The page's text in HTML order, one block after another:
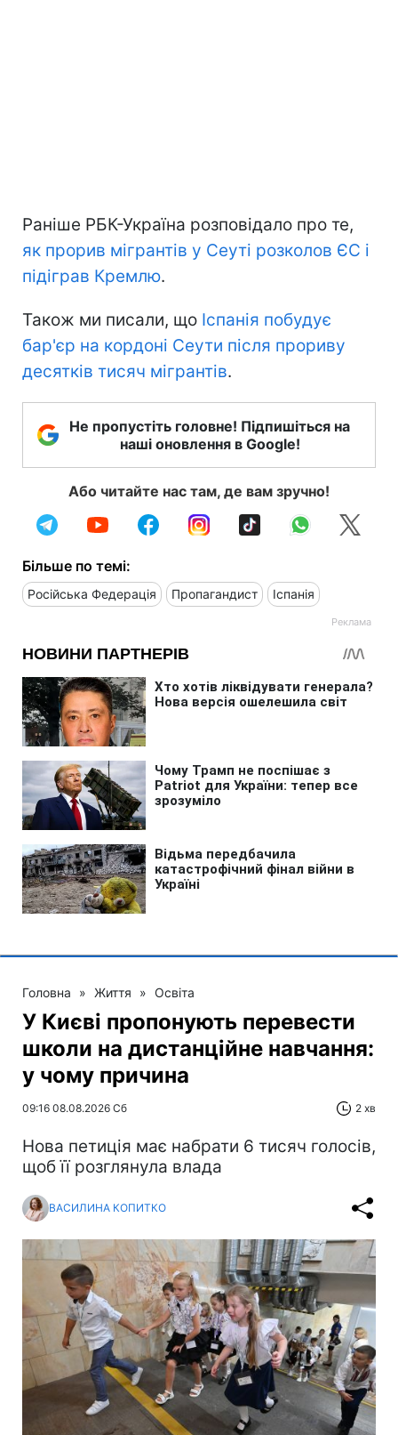
Раніше РБК-Україна розповідало про те,
як прорив мігрантів у Сеуті розколов ЄС і
підіграв Кремлю.
Також ми писали, що Іспанія побудує
бар'єр на кордоні Сеути після прориву
десятків тисяч мігрантів.
Не пропустіть головне! Підпишіться на
наші оновлення в Google!
Або читайте нас там, де вам зручно!
Більше по темі:
Російська Федерація Пропагандист Іспанія
Головна » Життя » Освіта
У Києві пропонують перевести
школи на дистанційне навчання:
у чому причина
09:16 08.08.2026 Сб 2 хв
Нова петиція має набрати 6 тисяч голосів,
щоб її розглянула влада
ВАСИЛИНА КОПИТКО